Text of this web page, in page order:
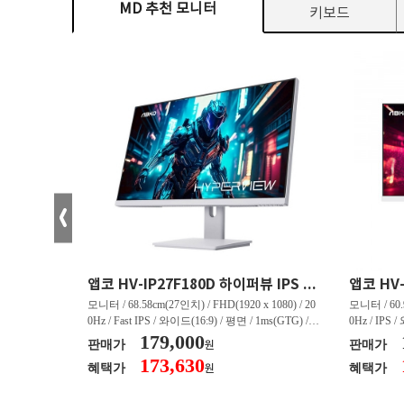
MD 추천 모니터 키보드
앱코 HV-IP27F180D 하이퍼뷰 IPS FHD 200 HDR 무결점
모니터 / 68.58cm(27인치) / FHD(1920 x 1080) / 20
0Hz / Fast IPS / 와이드(16:9) / 평면 / 1ms(GTG) / 3
50nit / 1,000:1 / 헤드폰 아웃 / LED 조명 / 틸트(상
하) / 6kg / [색상영역] / sRGB:128% / Adobe RGB:8
5% / DCI-P3:91% / NTSC:90% / [게임특화] / 조준
판매가 179,000원
혜택가 173,630원
모니터 /
0Hz / IPS /
50nit /
하) / 4.9kg
80% / DCI-
판매가
혜택가